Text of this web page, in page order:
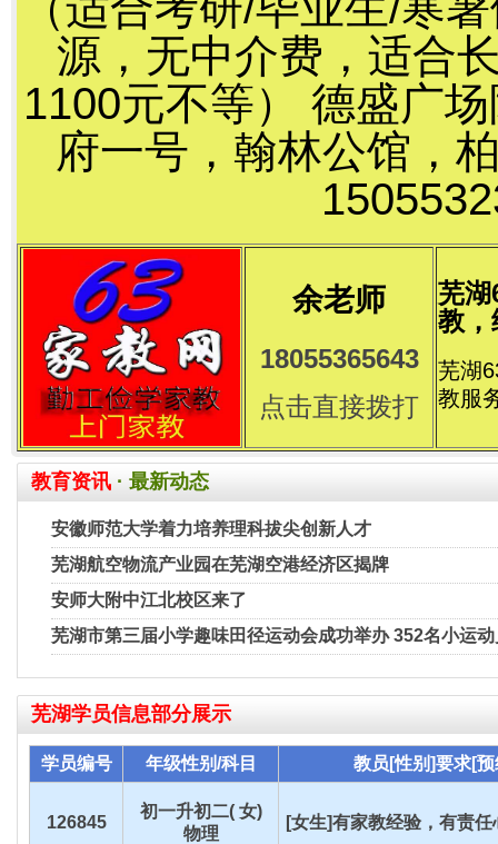
源，无中介费，适合
1100元不等） 德盛广
府一号，翰林公馆，
余老师
18055365643
点击直接拨打
芜湖
教，
芜湖
教服
教育资讯 · 最新动态
安徽师范大学着力培养理科拔尖创新人才
芜湖航空物流产业园在芜湖空港经济区揭牌
安师大附中江北校区来了
芜湖市第三届小学趣味田径运动会成功举办 352名小运
芜湖学员信息部分展示
学员编号 年级性别/科目 教员[性别]要求[
126845
初一升初二( 女)
物理
[女生]有家教经验，有责任